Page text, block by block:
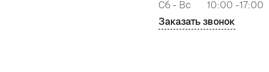
Сб - Вс
10:00 -17:00
Заказать звонок